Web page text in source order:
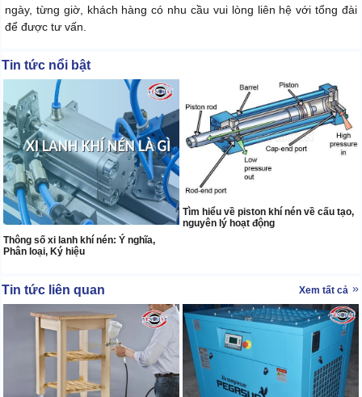
ngày, từng giờ, khách hàng có nhu cầu vui lòng liên hệ với tổng đài
để được tư vấn.
Tin tức nổi bật
Thông số xi lanh khí nén: Ý nghĩa,
Phân loại, Ký hiệu
Tìm hiểu về piston khí nén về cấu tạo,
nguyên lý hoạt động
Tin tức liên quan Xem tất cả